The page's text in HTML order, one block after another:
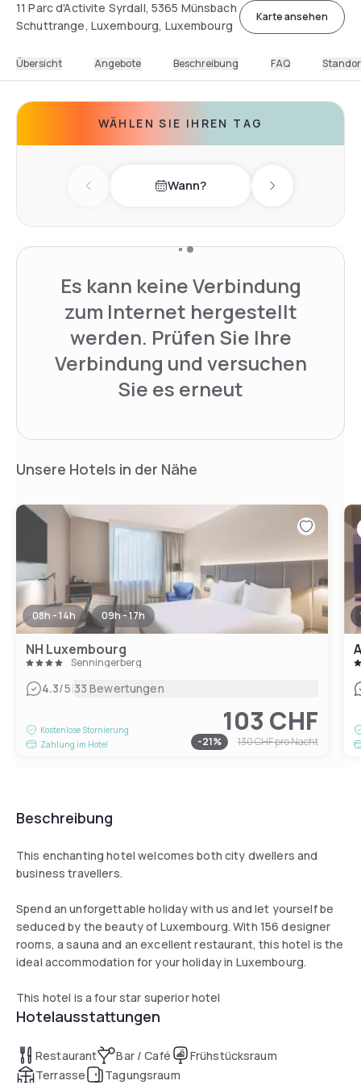
11 Parc d'Activite Syrdall, 5365 Münsbach
Schuttrange, Luxembourg, Luxembourg
Karte ansehen
Übersicht Angebote Beschreibung FAQ
WÄHLEN SIE IHREN TAG
Previous day Wann? Next day
Es kann keine Verbindung
zum Internet hergestellt
werden. Prüfen Sie Ihre
Verbindung und versuchen
Sie es erneut
Unsere Hotels in der Nähe
08h - 14h 09h - 17h
NH Luxembourg
Senningerberg
4.3/5|33 Bewertungen
Kostenlose Stornierung
Zahlung im Hotel
103 CHF
-21% 130 CHFpro Nacht
Beschreibung
This enchanting hotel welcomes both city dwellers and
business travellers.
Spend an unforgettable holiday with us and let yourself be
seduced by the beauty of Luxembourg. With 156 designer
rooms, a sauna and an excellent restaurant, this hotel is the
ideal accommodation for your holiday in Luxembourg.
This hotel is a four star superior hotel
Hotelausstattungen
Restaurant Bar / Café
Frühstücksraum
Terrasse
Tagungsraum